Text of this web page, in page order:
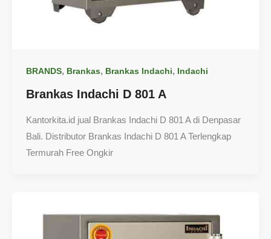
BRANDS, Brankas, Brankas Indachi, Indachi
Brankas Indachi D 801 A
Kantorkita.id jual Brankas Indachi D 801 A di Denpasar
Bali. Distributor Brankas Indachi D 801 A Terlengkap
Termurah Free Ongkir